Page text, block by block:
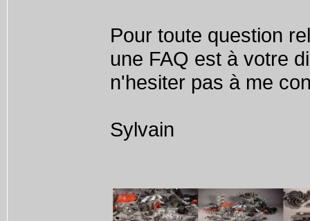
Pour toute question
une FAQ est à votre
n'hesiter pas à me
Sylvain